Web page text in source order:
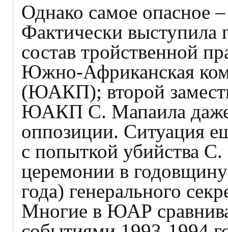
Однако самое опасное
Фактически
состав тройственной
Южно-Африканская
(ЮАКП); второй
ЮАКП С. Мапаила даже
оппозиции. Ситуация
с попыткой убийства
церемонии в
года) генерального
Многие в ЮАР